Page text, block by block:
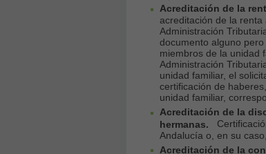
Acreditación de la
acreditación de la renta
Administración
documento alguno
miembros de la unidad
Administración
unidad familiar, el
certificación de
unidad familiar,
Acreditación de la
hermanas.
Andalucía o, en su
Acreditación de la